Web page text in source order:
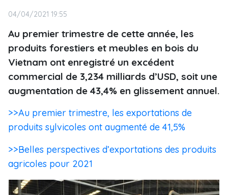
04/04/2021 19:55
Au premier trimestre de cette année, les
produits forestiers et meubles en bois du
Vietnam ont enregistré un excédent
commercial de 3,234 milliards d’USD, soit une
augmentation de 43,4% en glissement annuel.
>>Au premier trimestre, les exportations de
produits sylvicoles ont augmenté de 41,5%
>>Belles perspectives d’exportations des produits
agricoles pour 2021